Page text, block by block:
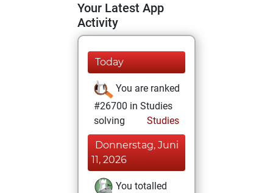
Your Latest App
Activity
Today
You are ranked
#26700 in Studies
solving
Studies
Donnerstag, Juni
11, 2026
You totalled